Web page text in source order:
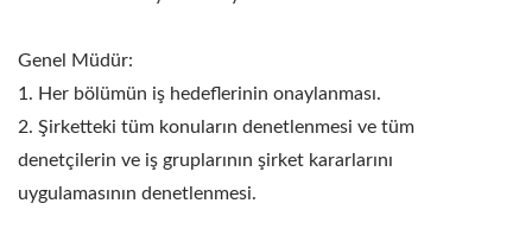
Genel Müdür:
1. Her bölümün iş hedeflerinin onaylanması.
2. Şirketteki tüm konuların denetlenmesi ve tüm
denetçilerin ve iş gruplarının şirket kararlarını
uygulamasının denetlenmesi.